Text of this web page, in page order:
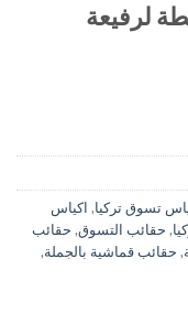
لرفيعة
تسوق تركيا, اكياس
, حقائب التسوق, حقائب
, حقائب قماشية بالجملة,